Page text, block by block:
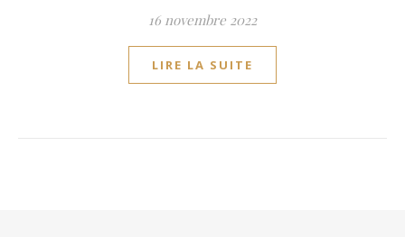
16 novembre 2022
LIRE LA SUITE